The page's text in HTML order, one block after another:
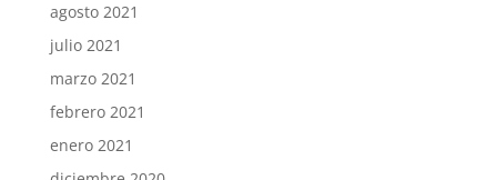
agosto 2021
julio 2021
marzo 2021
febrero 2021
enero 2021